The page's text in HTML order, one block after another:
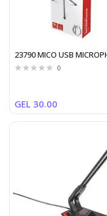
23790 MICO USB
0
GEL 30.00